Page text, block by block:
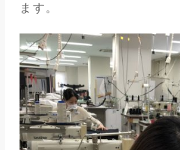
ます。